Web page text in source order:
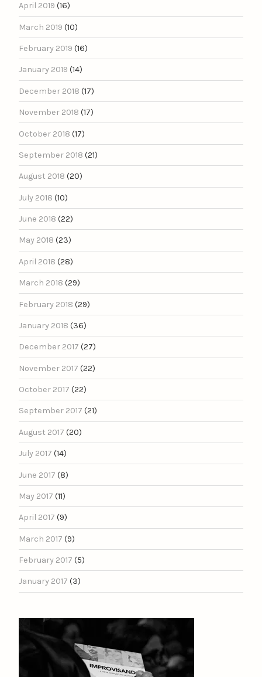
April 2019 (16)
March 2019 (10)
February 2019 (16)
January 2019 (14)
December 2018 (17)
November 2018 (17)
October 2018 (17)
September 2018 (21)
August 2018 (20)
July 2018 (10)
June 2018 (22)
May 2018 (23)
April 2018 (28)
March 2018 (29)
February 2018 (29)
January 2018 (36)
December 2017 (27)
November 2017 (22)
October 2017 (22)
September 2017 (21)
August 2017 (20)
July 2017 (14)
June 2017 (8)
May 2017 (11)
April 2017 (9)
March 2017 (9)
February 2017 (5)
January 2017 (3)